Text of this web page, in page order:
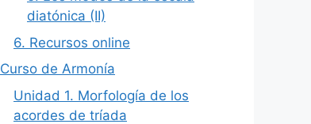
diatónica (II)
6. Recursos online
Curso de Armonía
Unidad 1. Morfología de los
acordes de tríada